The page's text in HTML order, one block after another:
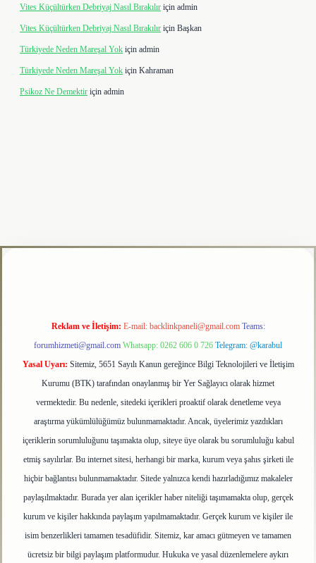
Vites Küçültürken Debriyaj Nasıl Bırakılır için admin
Vites Küçültürken Debriyaj Nasıl Bırakılır için Başkan
Türkiyede Neden Mareşal Yok için admin
Türkiyede Neden Mareşal Yok için Kahraman
Psikoz Ne Demektir için admin
Reklam ve İletişim: E-mail: backlinkpaneli@gmail.com Teams:
forumhizmeti@gmail.com Whatsapp: 0262 606 0 726 Telegram: @karabul
Yasal Uyarı: Sitemiz, 5651 Sayılı Kanun gereğince Bilgi Teknolojileri ve İletişim
Kurumu (BTK) tarafından onaylanmış bir Yer Sağlayıcı olarak hizmet
vermektedir. Bu nedenle, sitedeki içerikleri proaktif olarak denetleme veya
araştırma yükümlülüğümüz bulunmamaktadır. Ancak, üyelerimiz yazdıkları
içeriklerin sorumluluğunu taşımakta olup, siteye üye olarak bu sorumluluğu kabul
etmiş sayılırlar. Bu internet sitesi, herhangi bir marka, kurum veya şahıs şirketi ile
hiçbir bağlantısı bulunmamaktadır. Sitede yalnızca kendi hazırladığımız makaleler
paylaşılmaktadır. Burada yer alan içerikler haber niteliği taşımamakta olup, gerçek
kurum ve kişiler hakkında paylaşım yapılmamaktadır. Gerçek kurum ve kişiler ile
isim benzerlikleri tamamen tesadüfidir. Sitemiz, kar amacı gütmeyen ve tamamen
ücretsiz bir bilgi paylaşım platformudur. Hukuka ve yasal düzenlemelere aykırı